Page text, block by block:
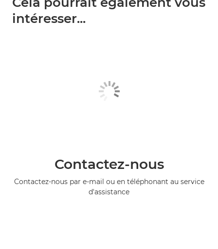
intéresser...
Contactez-nous
Contactez-nous par e-mail ou en téléphonant au service
d'assistance